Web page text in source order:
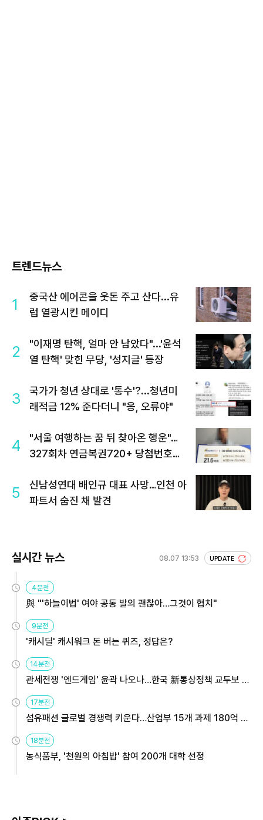
트렌드뉴스
1
중국산 에어콘을 웃돈 주고 산다...유
럽 열광시킨 메이디
2
"이재명 탄핵, 얼마 안 남았다"...'윤석
열 탄핵' 맞힌 무당, '성지글' 등장
3
국가가 청년 상대로 '통수'?...청년미
래적금 12% 준다더니 "응, 오류야"
4
"서울 여행하는 꿈 뒤 찾아온 행운"…
327회차 연금복권720+ 당첨번호조
5
신남성연대 배인규 대표 사망…인천 아
파트서 숨진 채 발견
실시간 뉴스 08.07 13:53 UPDATE
4분전
與 "'하늘이법' 여야 공동 발의 괜찮아…그것이 협치"
9분전
'캐시딜' 캐시워크 돈 버는 퀴즈, 정답은?
14분전
관세전쟁 '엔드게임' 윤곽 나오나…한국 新통상정책 교두보 활
용해야
17분전
섬유패션 글로벌 경쟁력 키운다…산업부 15개 과제 180억 지
원
18분전
농식품부, '천원의 아침밥' 참여 200개 대학 선정